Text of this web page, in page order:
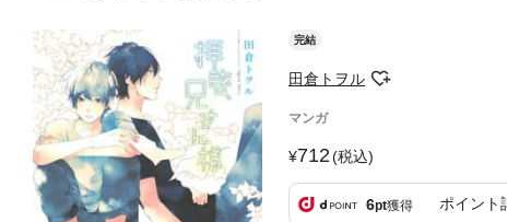
完結
田倉トヲル
マンガ
712(税込)
6pt獲得 ポイント